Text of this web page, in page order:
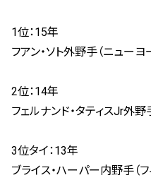
1位：15年
フアン・ソト外野手（ニューヨ
2位：14年
フェルナンド・タティスJr外野
3位タイ：13年
ブライス・ハーパー内野手（フ